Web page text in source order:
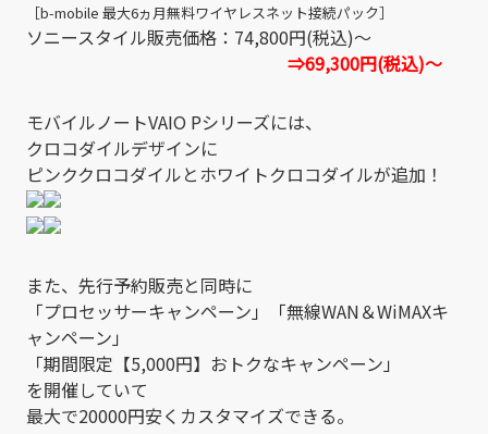
［b-mobile 最大6ヵ月無料ワイヤレスネット接続パック］
ソニースタイル販売価格：74,800円(税込)～
⇒69,300円(税込)～
モバイルノートVAIO Pシリーズには、
クロコダイルデザインに
ピンククロコダイルとホワイトクロコダイルが追加！
また、先行予約販売と同時に
「プロセッサーキャンペーン」「無線WAN＆WiMAXキ
ャンペーン」
「期間限定【5,000円】おトクなキャンペーン」
を開催していて
最大で20000円安くカスタマイズできる。